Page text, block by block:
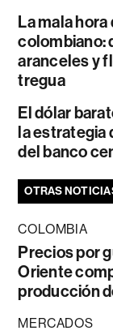
La mala
colombiano:
aranceles y
tregua
El dólar
la estrategia
del banco
OTRAS
COLOMBIA
Precios por
Oriente
producción
MERCADOS